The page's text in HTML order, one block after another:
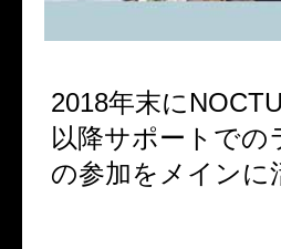
2018年末に
以降サポートで
の参加をメインに